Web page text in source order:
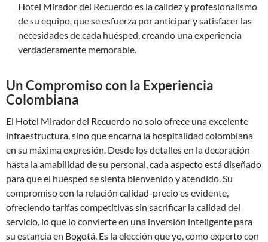
Hotel Mirador del Recuerdo es la calidez y profesionalismo
de su equipo, que se esfuerza por anticipar y satisfacer las
necesidades de cada huésped, creando una experiencia
verdaderamente memorable.
Un Compromiso con la Experiencia
Colombiana
El Hotel Mirador del Recuerdo no solo ofrece una excelente
infraestructura, sino que encarna la hospitalidad colombiana
en su máxima expresión. Desde los detalles en la decoración
hasta la amabilidad de su personal, cada aspecto está diseñado
para que el huésped se sienta bienvenido y atendido. Su
compromiso con la relación calidad-precio es evidente,
ofreciendo tarifas competitivas sin sacrificar la calidad del
servicio, lo que lo convierte en una inversión inteligente para
su estancia en Bogotá. Es la elección que yo, como experto con